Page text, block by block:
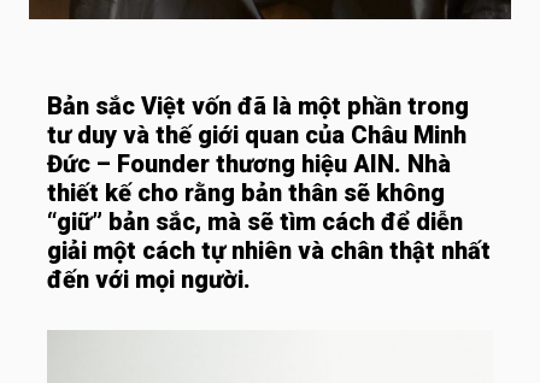
Bản sắc Việt vốn đã là một phần trong
tư duy và thế giới quan của Châu Minh
Đức – Founder thương hiệu AIN. Nhà
thiết kế cho rằng bản thân sẽ không
“giữ” bản sắc, mà sẽ tìm cách để diễn
giải một cách tự nhiên và chân thật nhất
đến với mọi người.